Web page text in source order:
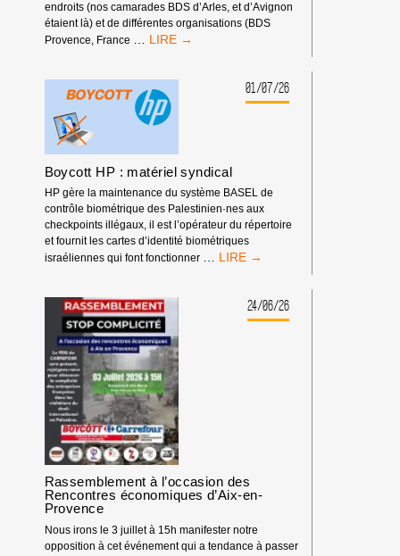
endroits (nos camarades BDS d’Arles, et d’Avignon
étaient là) et de différentes organisations (BDS
Provence, France
RASSEMBLEMENT
RENCONTRES
ÉCONOMIQUES
D’AIX-
01/07/26
Boycott HP : matériel syndical
HP gère la maintenance du système BASEL de
contrôle biométrique des Palestinien·nes aux
checkpoints illégaux, il est l’opérateur du répertoire
et fournit les cartes d’identité biométriques
israéliennes qui font fonctionner
BOYCOTT
MATÉRIEL
SYNDICAL
24/06/26
Rassemblement à l’occasion des
Rencontres économiques d’Aix-en-
Provence
Nous irons le 3 juillet à 15h manifester notre
opposition à cet événement qui a tendance à passer